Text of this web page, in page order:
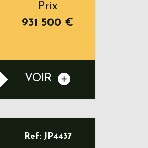
Prix
931 500 €
VOIR
Ref: JP4437